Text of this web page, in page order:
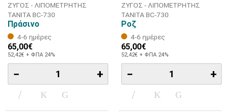
ΖΥΓΟΣ - ΛΙΠΟΜΕΤΡΗΤΗΣ
TANITA BC-730
Πράσινο
4-6 ημέρες
65,00€
52,42€ + ΦΠΑ 24%
− +
ΖΥΓΟΣ - ΛΙΠΟΜΕΤΡΗΤΗΣ
TANITA BC-730
Ροζ
4-6 ημέρες
65,00€
52,42€ + ΦΠΑ 24%
− +